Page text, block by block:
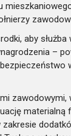
aby służba
–
zawodowymi,
materialną